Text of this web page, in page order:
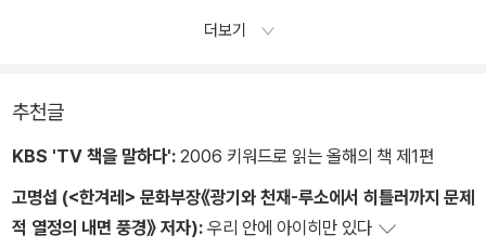
었다. 혹은 나치스의 언어로 말하자면 그들은 인류를 ‘하류 인간들
는 싸움에서 패했다는 것이다. 또는 일상적인 언어로 말하면, 그것
들 가운데 어느 누구가 죄책감에 물든 양심으로 고통을 받았겠는가?
아이히만 재판에서 논란이 된 보다 큰 문제들 가운데 가장 우선적인
것은 잘못을 행하려는 의도가 범죄를 구성하는 데 필수적이라는, 모
서 기꺼이 움직인 하나의 도구가 되었던 것은 단지 불운이었다고 가
극적으로 지지했다는 사실은 여전히 남아 있습니다. 그리고 (마치 피
한 어떤 권한을 갖고 있는 것처럼) 이 지구를 유대인 및 수많은 다
른 민족 사람들과 함께 공유하기를 원하지 않는 정책을 피고가 지지
하고 수행한 것과 마찬가지로, 어느 누구도, 즉 인류 구성원 가운데 어
로 하여금 경찰심문을 담당한 독일계 유대인과 마주앉아 자신의 마음
에 오르지 못했고 또 자기가 진급하지 못한 것이 자기의 잘못이 아니
라는 것을 다시 또다시 설명을 하면서 4개월 동안 앉아 있을 수 있었
던 것은 바로 이 같은 상상력이 결여 때문이었다. 원칙적으로 그
더보기
추천글
KBS 'TV 책을 말하다': 2006 키워드로 읽는 올해의 책 제1편
고명섭 (<한겨레> 문화부장《광기와 천재-루소에서 히틀러까지 문제
적 열정의 내면 풍경》 저자): 우리 안에 아이히만 있다